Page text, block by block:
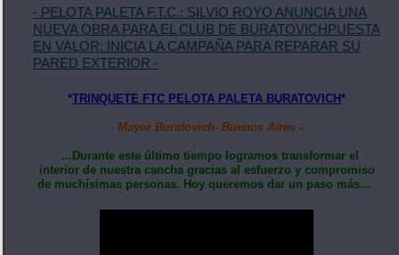
- PELOTA PALETA F.T.C.: SILVIO ROYO ANUNCIA UNA
NUEVA OBRA PARA EL CLUB DE BURATOVICHPUESTA
EN VALOR: INICIA LA CAMPAÑA PARA REPARAR SU
PARED EXTERIOR -
*TRINQUETE FTC PELOTA PALETA BURATOVICH*
- Mayor Buratovich- Buenos Aires -
…Durante este último tiempo logramos transformar el
interior de nuestra cancha gracias al esfuerzo y compromiso
de muchísimas personas. Hoy queremos dar un paso más…